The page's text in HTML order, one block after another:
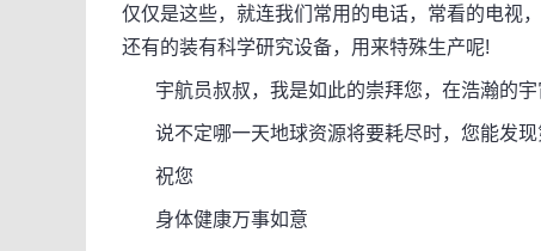
仅仅是这些，就连我们常用的电话，常看的电视
还有的装有科学研究设备，用来特殊生产呢!
宇航员叔叔，我是如此的崇拜您，在浩瀚的宇
说不定哪一天地球资源将要耗尽时，您能发现
祝您
身体健康万事如意